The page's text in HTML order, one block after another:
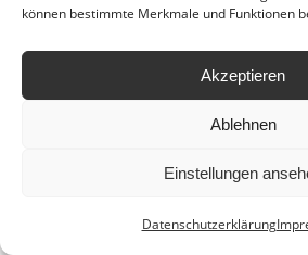
können bestimmte Merkmale und Funktionen
Akzeptieren
Ablehnen
Einstellungen
Datenschutzerklärung
HLWM Salzburg| 2024
Datenschutzerklärung
Impressum